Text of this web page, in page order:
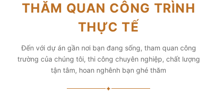
THĂM QUAN CÔNG TRÌNH
THỰC TẾ
Đến với dự án gần nơi bạn đang sống, tham quan công
trường của chúng tôi, thi công chuyên nghiệp, chất lượng
tận tâm, hoan nghênh bạn ghé thăm
✦